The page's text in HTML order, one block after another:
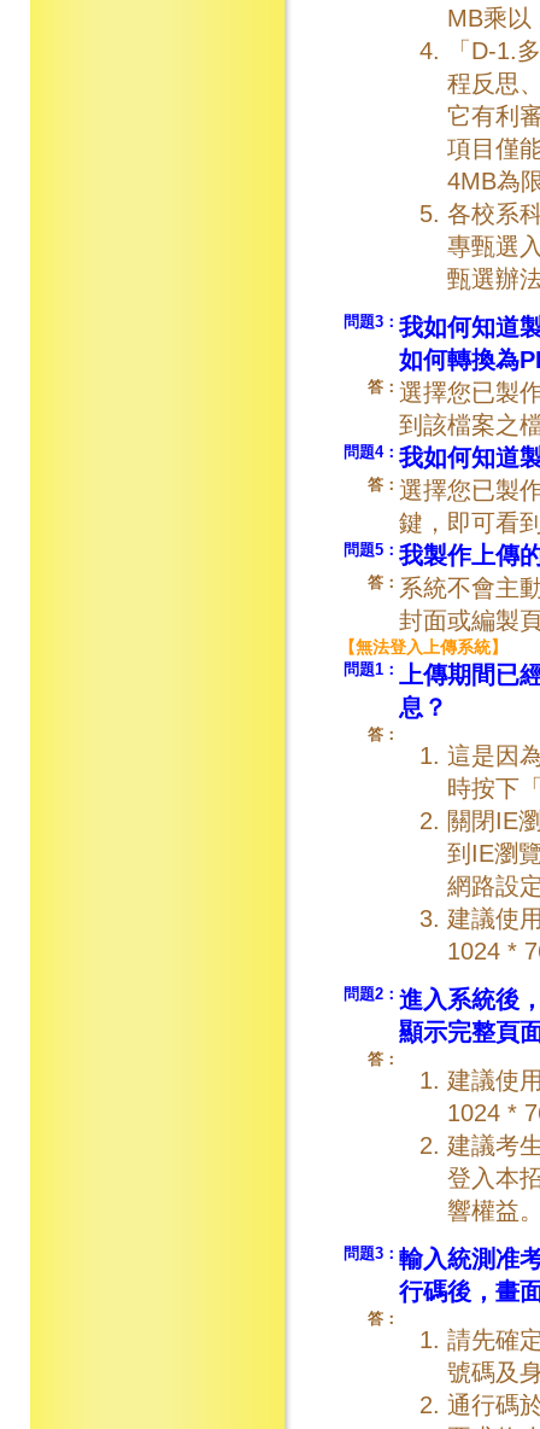
MB乘以
「D-1.
程反思
它有利
項目僅
4MB為
各校系
專甄選
甄選辦
問題3： 我如何知道
如何轉換為
答： 選擇您已製
到該檔案之
問題4： 我如何知道
答： 選擇您已製
鍵，即可看
問題5： 我製作上傳
答： 系統不會主
封面或編製
【無法登入上傳系統】
問題1： 上傳期間已
息？
答：
這是因
時按下
關閉IE
到IE瀏
網路設
建議使
1024 *
問題2： 進入系統後
顯示完整頁
答：
建議使
1024 *
建議考
登入本
響權益
問題3： 輸入統測准
行碼後，畫
答：
請先確
號碼及
通行碼